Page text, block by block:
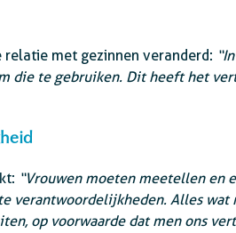
relatie met gezinnen veranderd:
die te gebruiken. Dit heeft het
“Vrouwen moeten meetellen en
verantwoordelijkheden. Alles wat
op voorwaarde dat men ons